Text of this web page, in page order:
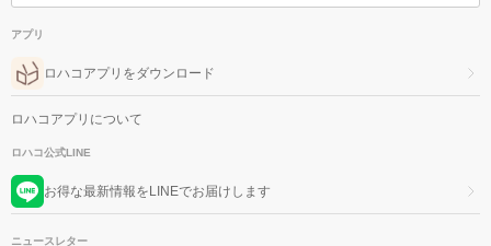
アプリ
ロハコアプリをダウンロード
ロハコアプリについて
ロハコ公式LINE
お得な最新情報をLINEでお届けします
ニュースレター